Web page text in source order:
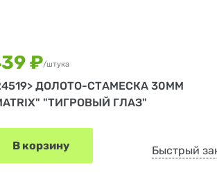
₽/штука
ДОЛОТО-СТАМЕСКА 30ММ
"ТИГРОВЫЙ ГЛАЗ"
В корзину Быстрый